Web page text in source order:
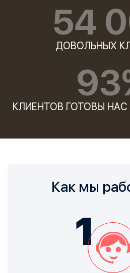
54
ДОВОЛЬНЫХ
КЛИЕНТОВ ГОТОВЫ
Как мы